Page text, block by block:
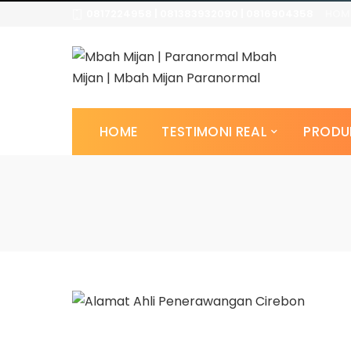
HOME TESTIMONI REAL